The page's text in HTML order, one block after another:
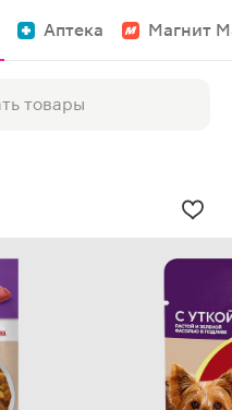
Аптека Магнит